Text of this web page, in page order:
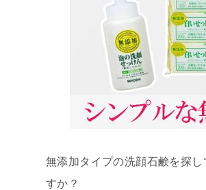
無添加タイプの洗顔石鹸を探
すか？